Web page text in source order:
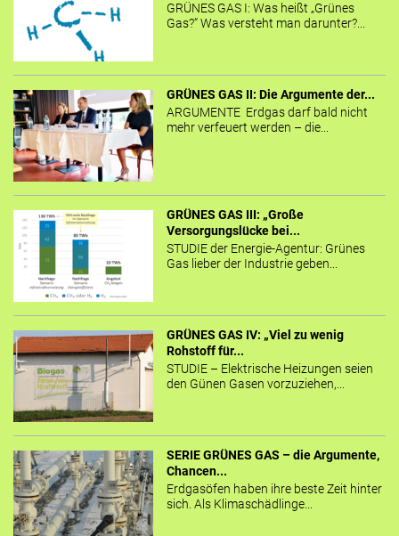
GRÜNES GAS I: Was heißt „Grünes
Gas?“ Was versteht man darunter?...
GRÜNES GAS II: Die Argumente der...
ARGUMENTE Erdgas darf bald nicht
mehr verfeuert werden – die...
GRÜNES GAS III: „Große
Versorgungslücke bei...
STUDIE der Energie-Agentur: Grünes
Gas lieber der Industrie geben...
GRÜNES GAS IV: „Viel zu wenig
Rohstoff für...
STUDIE – Elektrische Heizungen seien
den Günen Gasen vorzuziehen,...
SERIE GRÜNES GAS – die Argumente,
Chancen...
Erdgasöfen haben ihre beste Zeit hinter
sich. Als Klimaschädlinge...